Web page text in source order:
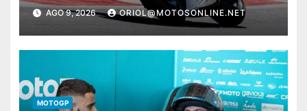
incontestable; González, 4º
AGO 9, 2026 ORIOL@MOTOSONLINE.NET
MOTOGP